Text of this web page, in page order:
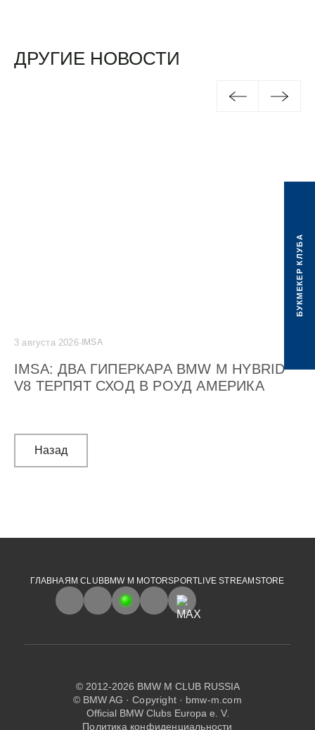
БУКМЕКЕР КЛУБА
ДРУГИЕ НОВОСТИ
3 августа 2026· IMSA
IMSA: ДВА ГИПЕРКАРА BMW M HYBRID
V8 ТЕРПЯТ СХОД В РОУД АМЕРИКА
Назад
ГЛАВНАЯM CLUBBMW M MOTORSPORTLIVE STREAMSTORE
© 2012-2026 BMW M CLUB RUSSIA
© BMW AG ·Copyright · bmw-m.com
Official BMW Clubs Europa e. V.
Политика конфиденциальности